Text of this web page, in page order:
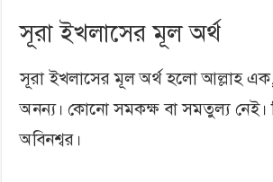
সূরা ইখলাসের মূল অর্থ
সূরা ইখলাসের মূল অর্থ হলো আল্লাহ এক,
অনন্য। কোনো সমকক্ষ বা সমতুল্য নেই।
অবিনশ্বর।